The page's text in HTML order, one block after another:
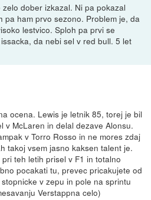
dober izkazal. Ni pa pokazal
pa ham prvo sezono. Problem je, da
lestvico. Sploh pa prvi se
da nebi sel v red bull. 5 let
ocena. Lewis je letnik 85, torej je bil
v McLaren in delal dezave Alonsu.
v Torro Rosso in ne mores zdaj
takoj vsem jasno kaksen talent je.
teh letih prisel v F1 in totalno
pocakati tu, prevec pricakujete od
v zepu in pole na sprintu
Verstappna celo)